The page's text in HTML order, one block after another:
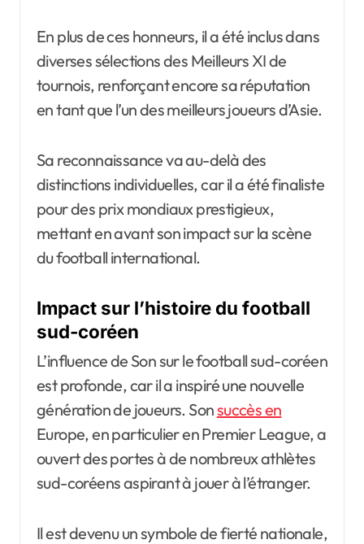
En plus de ces honneurs, il a été inclus dans
diverses sélections des Meilleurs XI de
tournois, renforçant encore sa réputation
en tant que l’un des meilleurs joueurs d’Asie.
Sa reconnaissance va au-delà des
distinctions individuelles, car il a été finaliste
pour des prix mondiaux prestigieux,
mettant en avant son impact sur la scène
du football international.
Impact sur l’histoire du football
sud-coréen
L’influence de Son sur le football sud-coréen
est profonde, car il a inspiré une nouvelle
génération de joueurs. Sonsuccès en
Europe, en particulier en Premier League, a
ouvert des portes à de nombreux athlètes
sud-coréens aspirant à jouer à l’étranger.
Il est devenu un symbole de fierté nationale,